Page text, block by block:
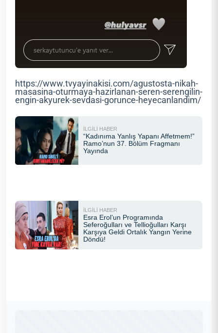
https://www.tvyayinakisi.com/agustosta-nikah-
masasina-oturmaya-hazirlanan-seren-serengilin-
engin-akyurek-sevdasi-gorunce-heyecanlandim/